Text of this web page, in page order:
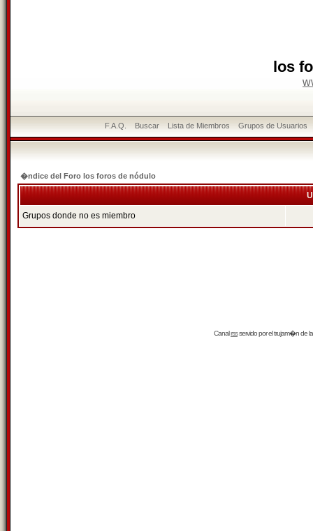
los
F.A.Q. Buscar Lista de Miembros Grupos de Usuarios
�ndice del Foro los foros de nódulo
Grupos donde no es miembro
Canalrssservido por eltrujam�nde